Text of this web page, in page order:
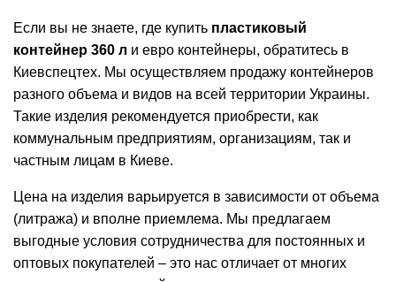
Если вы не знаете, где купить пластиковый
контейнер 360 л и евро контейнеры, обратитесь в
Киевспецтех. Мы осуществляем продажу контейнеров
разного объема и видов на всей территории Украины.
Такие изделия рекомендуется приобрести, как
коммунальным предприятиям, организациям, так и
частным лицам в Киеве.
Цена на изделия варьируется в зависимости от объема
(литража) и вполне приемлема. Мы предлагаем
выгодные условия сотрудничества для постоянных и
оптовых покупателей – это нас отличает от многих